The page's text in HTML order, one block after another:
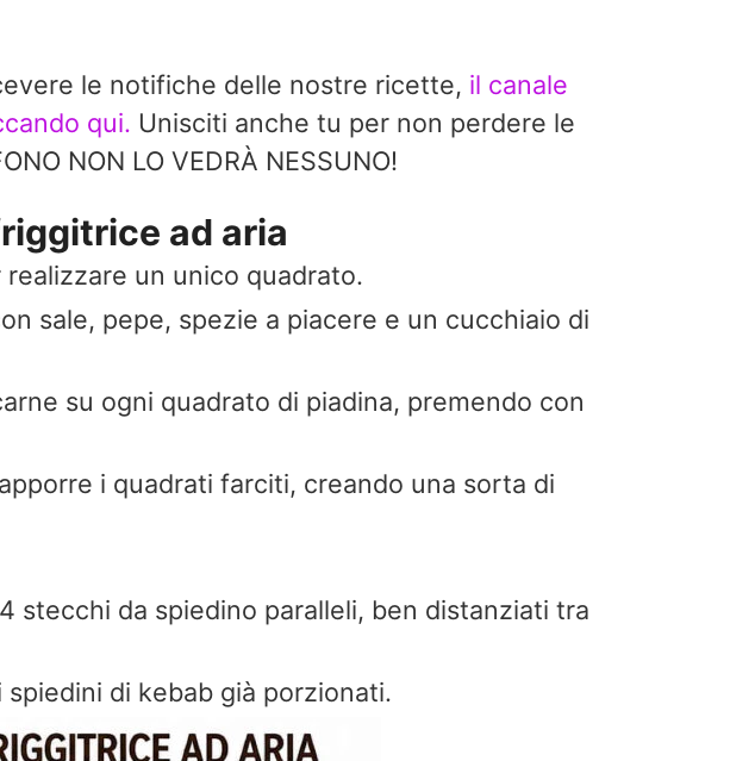
le notifiche delle nostre ricette, il canale
qui. Unisciti anche tu per non perdere le
NON LO VEDRÀ NESSUNO!
ad aria
un unico quadrato.
sale, pepe, spezie a piacere e un cucchiaio di
su ogni quadrato di piadina, premendo con
i quadrati farciti, creando una sorta di
stecchi da spiedino paralleli, ben distanziati tra
di kebab già porzionati.